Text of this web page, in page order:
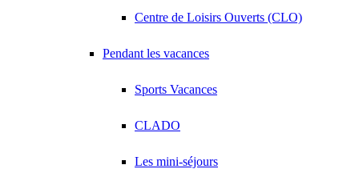
Centre de Loisirs Ouverts (CLO)
Pendant les vacances
Sports Vacances
CLADO
Les mini-séjours